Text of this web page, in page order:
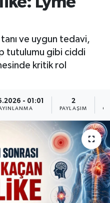
ve uygun tedavi,
tutulumu gibi ciddi
kritik rol
- 01:01 2
PAYLAŞIM